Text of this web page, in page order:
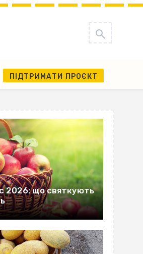
ПІДТРИМАТИ ПРОЄКТ
2026: що святкують